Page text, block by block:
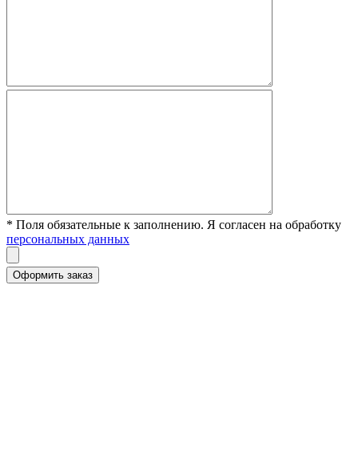
* Поля обязательные к заполнению. Я согласен на обработку
персональных данных